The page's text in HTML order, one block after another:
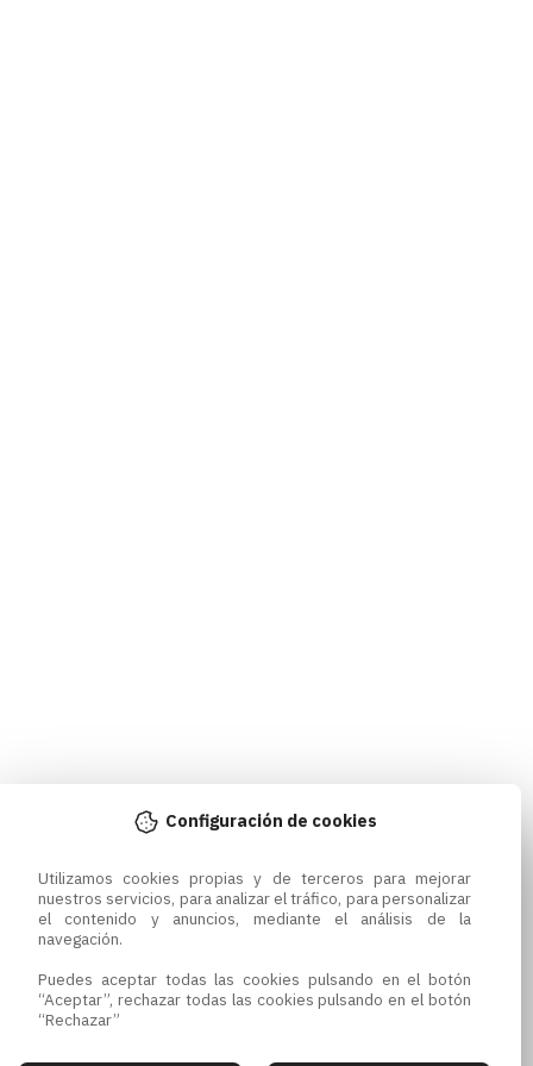
Configuración de cookies
Utilizamos cookies propias y de terceros para mejorar
nuestros servicios, para analizar el tráfico, para personalizar
el contenido y anuncios, mediante el análisis de la
navegación.
Puedes aceptar todas las cookies pulsando en el botón
“Aceptar”, rechazar todas las cookies pulsando en el botón
“Rechazar”